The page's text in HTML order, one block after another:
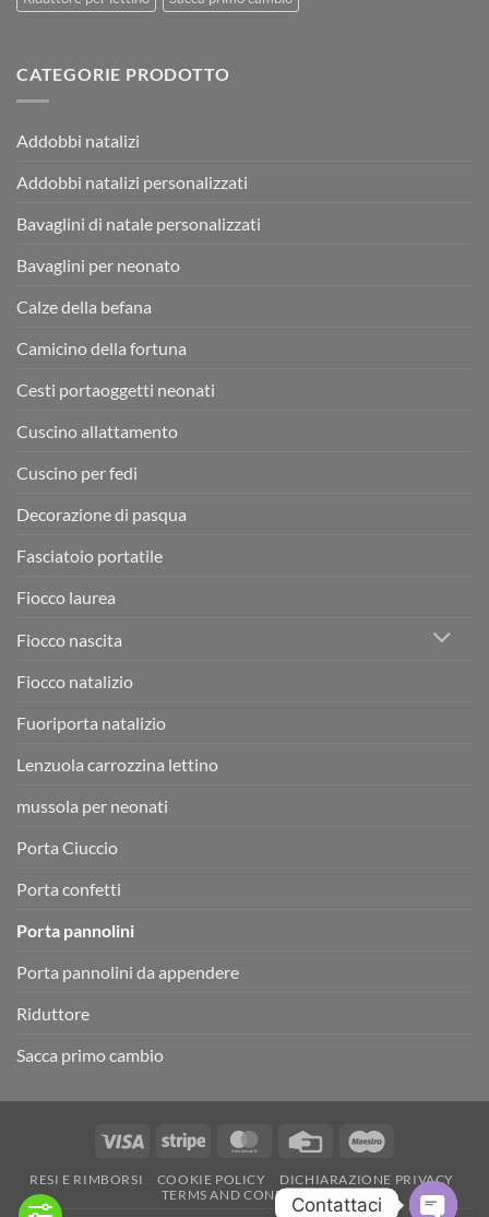
CATEGORIE PRODOTTO
Addobbi natalizi
Addobbi natalizi personalizzati
Bavaglini di natale personalizzati
Bavaglini per neonato
Calze della befana
Camicino della fortuna
Cesti portaoggetti neonati
Cuscino allattamento
Cuscino per fedi
Decorazione di pasqua
Fasciatoio portatile
Fiocco laurea
Fiocco nascita
Fiocco natalizio
Fuoriporta natalizio
Lenzuola carrozzina lettino
mussola per neonati
Porta Ciuccio
Porta confetti
Porta pannolini
Porta pannolini da appendere
Riduttore
Sacca primo cambio
Visa Stripe MasterCardCredit
RESI E RIMBORSI COOKIE POLICY
DICHIARAZIONE PRIVACY
TERMS AND CONDITIONSContattaci